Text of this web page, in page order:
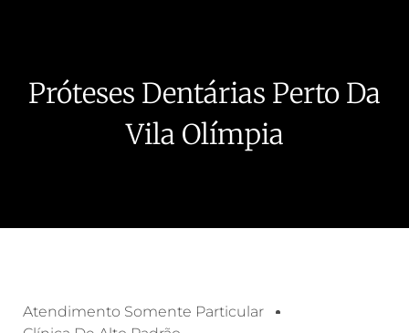
Próteses Dentárias Perto Da
Vila Olímpia
Atendimento Somente Particular